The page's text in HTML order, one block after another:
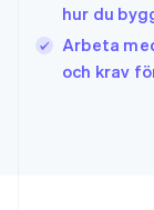
hur du
Arbeta
och krav
English
Kroatien
English